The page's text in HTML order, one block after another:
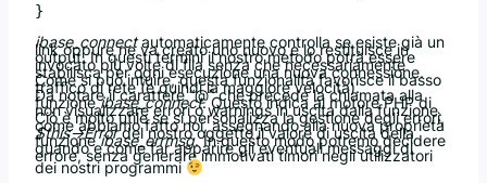
ibase_connectautomaticamente controlla se esiste già un
link oppure ne va creato uno nuovo e lo restituisce in
output. In questi termini il nostro metodo potrà essere
invocato più volte di fila senza che necessariamente
stabilisca per ogni esecuzione una nuova connessione.
Come si può intuire, questa funzionalità favorisce il basso
traffico di rete (e quindi la maggiore velocità).
Da notare il carattere “@” che precede la chiamata alla
funzioneibase_connect. Questo indica al motore PHP di
non visualizzare errori o warnings in uscita dalla funzione.
Ciò è molto utile se si personalizza la gestione degli errori,
come abbiamo fatto noi, assegnando alla nuova proprietà
$this->Errordel nostro oggetto il valore di uscita della
funzioneibase_errmsg. In questo modo potremo decidere
quando e come far apparire gli eventuali messaggi di
errore, senza generare immotivati timori negli utilizzatori
dei nostri programmi